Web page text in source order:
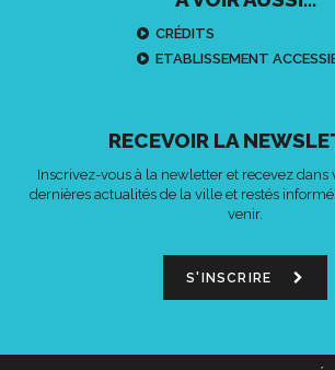
CRÉDITS
ETABLISSEMENT
RECEVOIR LA
Inscrivez-vous à la newletter et recevez dans
dernières actualités de la ville et restés
venir.
S'INSCRIRE